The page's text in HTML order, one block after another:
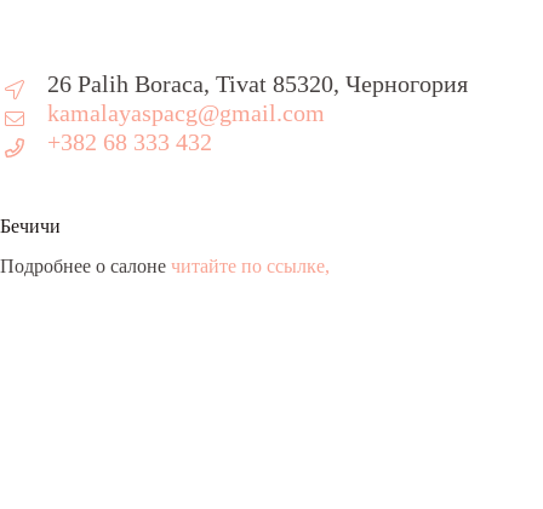
26 Palih Boraca, Tivat 85320, Черногория
kamalayaspacg@gmail.com
+382 68 333 432
Бечичи
Подробнее о салоне читайте по ссылке,